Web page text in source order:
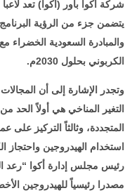
يتضمن جزء من الرؤية
والمبادرة السعودية الخضراء
الكربوني بحلول 2030م
.
وتجدر الإشارة إلى أن
التغير المناخي هي أولاً الحد
المتجددة، وثالثاً التركيز على
استخدام الهيدروجين واحتجاز
رئيس مجلس إدارة أكوا “رعد
مصدرا رئيسياً للهيدروجين